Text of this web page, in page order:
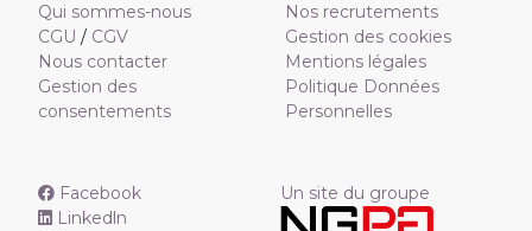
Qui sommes-nous
CGU / CGV
Nous contacter
Gestion des
consentements
Nos recrutements
Gestion des cookies
Mentions légales
Politique Données
Personnelles
Facebook
Linkedln
Un site du groupe